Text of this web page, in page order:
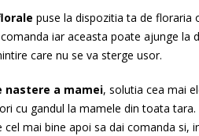
puse la dispozitia ta de floraria
iar aceasta poate ajunge la
care nu se va sterge usor.
nastere a mamei, solutia cea mai
cu gandul la mamele din toata
mai bine apoi sa dai comanda